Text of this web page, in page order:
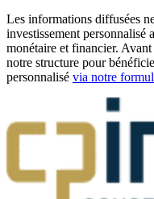
Les informations diffusées
investissement personnalisé
monétaire et financier.
notre structure pour
personnalisé via notre